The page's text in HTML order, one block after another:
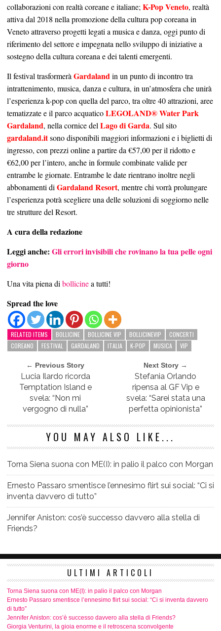
collaborazioni con realtà coreane e italiane; K-Pop Veneto, realtà
attiva dal 2018 nella promozione della cultura pop coreana in
Veneto attraverso progetti legati a musica e danza, oggi punto di
riferimento del settore e impegnata nello sviluppo di iniziative a
sostegno della cultura coreana e dei talenti emergenti.
Il festival trasformerà Gardaland in un punto di incontro tra
intrattenimento, musica, danza e cultura, in un’atmosfera che unirà
l’esperienza k-pop con quella del parco, tra oltre 40 attrazioni, aree
tematizzate e il parco acquaticoLEGOLAND® Water Park
Gardaland, nella cornice del Lago di Garda. Sul sito
gardaland.itsono disponibili maggiori informazioni e i biglietti di
ingresso, con prezzi online a partire da €57,00 per il ridotto e
€62,00 per l’intero, anche in formule combinate valide per
entrambe le giornate. Entrambe le date rientrano inoltre negli
abbonamenti di Gardaland Resort, mentre chi vorrà prolungare
l’esperienza potrà scegliere una delle soluzioni di soggiorno nelle
tre strutture del Resort.
A cura della redazione
Leggi anche: Gli errori invisibili che rovinano la tua pelle ogni
giorno
Una vita piena di bollicinea tutti!
Spread the love
RELATED ITEMS BOLLICINE BOLLICINE VIP BOLLICINEVIP
CONCERTI
COREANO
FESTIVAL GARDALAND ITALIA K-POP MUSICA VIP
← Previous Story
Lucia Ilardo ricorda
Temptation Island e
svela: “Non mi
vergogno di nulla”
Next Story →
Stefania Orlando
ripensa al GF Vip e
svela: “Sarei stata una
perfetta opinionista”
YOU MAY ALSO LIKE...
Torna Siena suona con ME(I): in palio il palco con Morgan
Ernesto Passaro smentisce l’ennesimo flirt sui social: “Ci si
inventa davvero di tutto”
Jennifer Aniston: cos’è successo davvero alla stella di
Friends?
ULTIMI ARTICOLI
Torna Siena suona con ME(I): in palio il palco con Morgan
Ernesto Passaro smentisce l’ennesimo flirt sui social: “Ci si inventa davvero
di tutto”
Jennifer Aniston: cos’è successo davvero alla stella di Friends?
Giorgia Venturini, la gioia enorme e il retroscena sconvolgente